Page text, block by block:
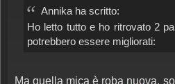
Annika ha scritto:
Ho letto tutto e ho ritrovato 2
potrebbero essere migliorati:
Ma quella mica è roba nuova,